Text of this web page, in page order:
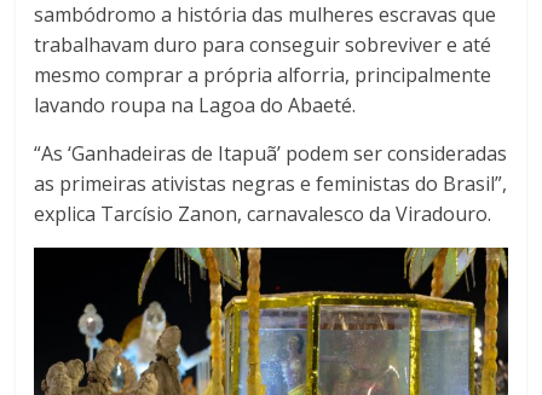
sambódromo a história das mulheres escravas que
trabalhavam duro para conseguir sobreviver e até
mesmo comprar a própria alforria, principalmente
lavando roupa na Lagoa do Abaeté.
“As ‘Ganhadeiras de Itapuã’ podem ser consideradas
as primeiras ativistas negras e feministas do Brasil”,
explica Tarcísio Zanon, carnavalesco da Viradouro.